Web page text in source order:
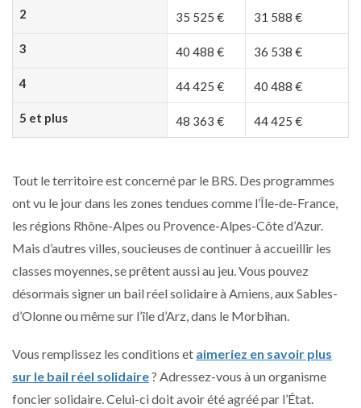
2 35 525 € 31 588 €
3 40 488 € 36 538 €
4 44 425 € 40 488 €
5 et plus 48 363 € 44 425 €
Tout le territoire est concerné par le BRS. Des programmes
ont vu le jour dans les zones tendues comme l’Île-de-France,
les régions Rhône-Alpes ou Provence-Alpes-Côte d’Azur.
Mais d’autres villes, soucieuses de continuer à accueillir les
classes moyennes, se prêtent aussi au jeu. Vous pouvez
désormais signer un bail réel solidaire à Amiens, aux Sables-
d’Olonne ou même sur l’île d’Arz, dans le Morbihan.
Vous remplissez les conditions et aimeriez en savoir plus
sur le bail réel solidaire? Adressez-vous à un organisme
foncier solidaire. Celui-ci doit avoir été agréé par l’État.